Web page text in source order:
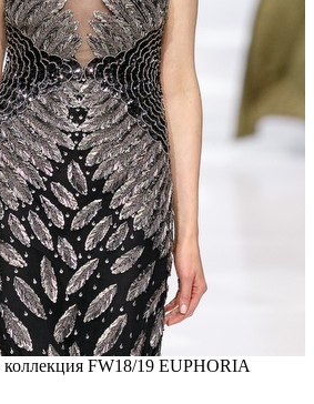
FW18/19 EUPHORIA